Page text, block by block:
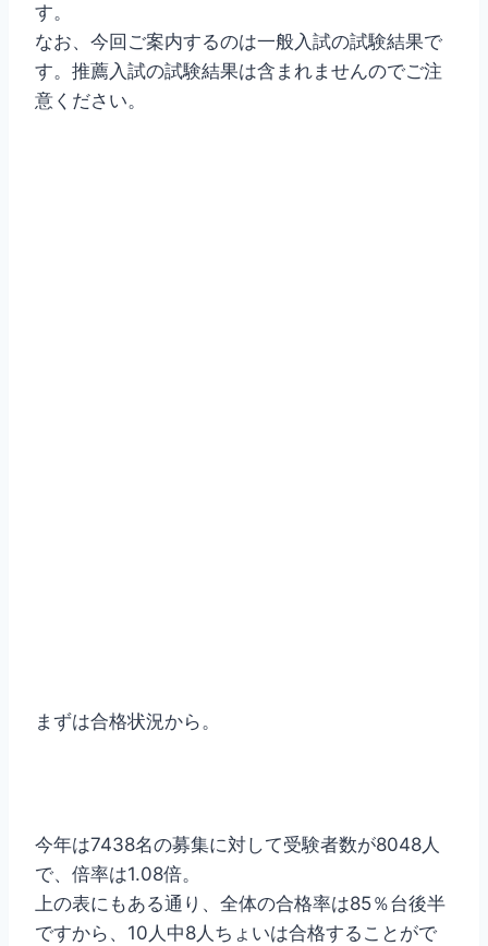
す。
なお、今回ご案内するのは一般入試の試験結果で
す。推薦入試の試験結果は含まれませんのでご注
意ください。
まずは合格状況から。
今年は7438名の募集に対して受験者数が8048人
で、倍率は1.08倍。
上の表にもある通り、全体の合格率は85％台後半
ですから、10人中8人ちょいは合格することがで